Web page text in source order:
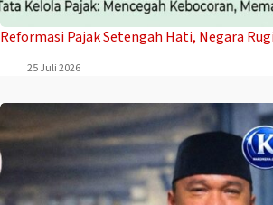
Reformasi Pajak Setengah Hati, Negara
25 Juli 2026